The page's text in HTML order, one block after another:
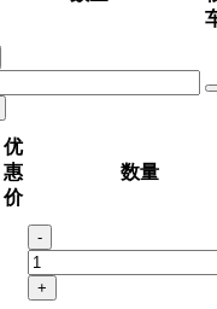
优
惠
价
数量
-
+